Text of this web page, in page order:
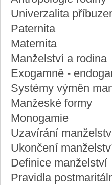
Univerzalita
Paternita
Maternita
Manželství a rodina
Exogamně -
Systémy výměn
Manžeské formy
Monogamie
Uzavírání
Ukončení
Definice manželství
Pravidla